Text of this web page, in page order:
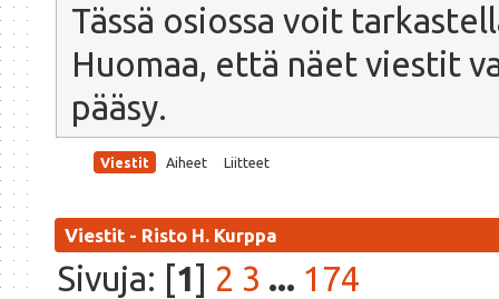
Tässä osiossa voit
Huomaa, että näet viestit
pääsy.
Viestit Aiheet Liitteet
Viestit - Risto H. Kurppa
Sivuja: [1] 2 3 ... 174